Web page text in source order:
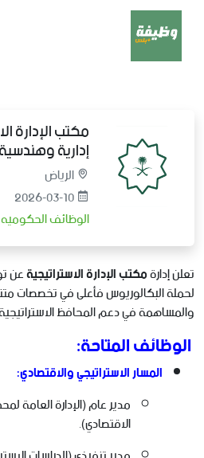
مكتب الإدارة
إدارية
الرياض
2026-03-10
الوظائف الحكوميه
تعلن إدارةمكتب الإدارة الاستراتيجيةعن
لحملة البكالوريوس فأعلى في تخصصات
والمساهمة في دعم المحافظ
الوظائف المتاحة:
المسار الاستراتيجي والاقتصادي:
مدير عام (الإدارة العامة
الاقتصادي).